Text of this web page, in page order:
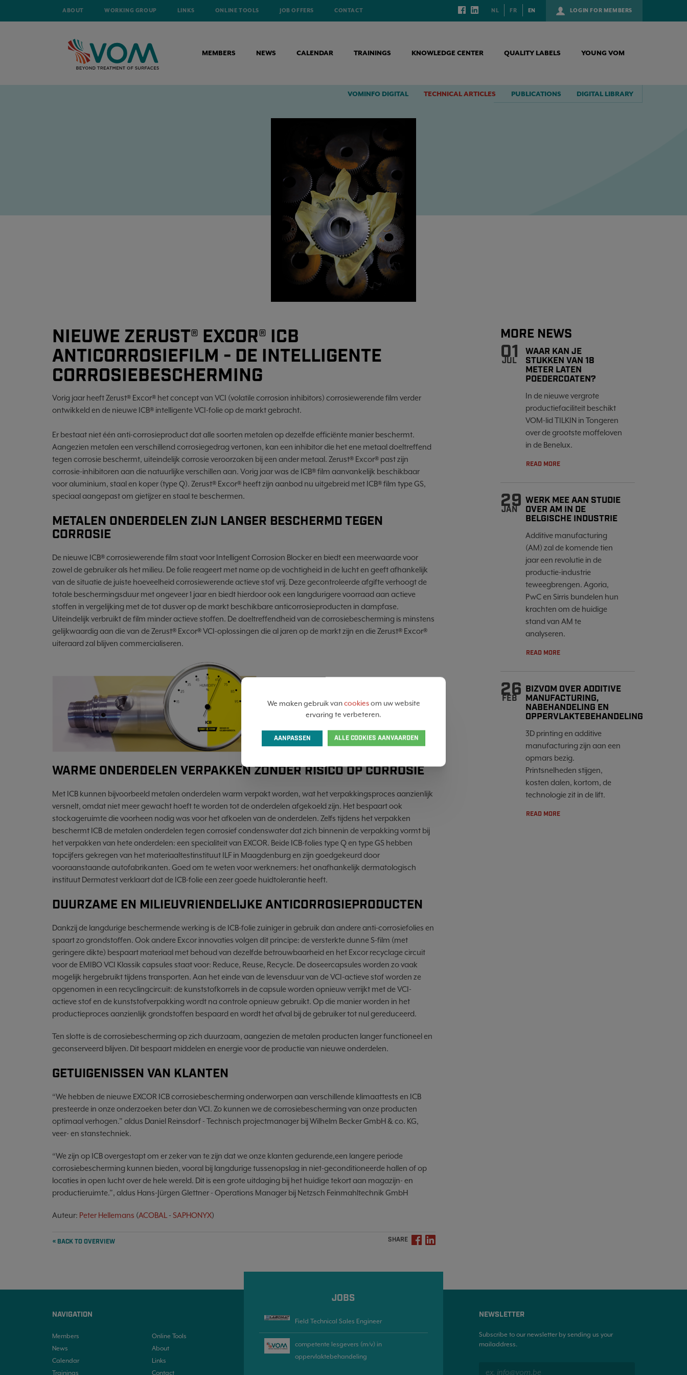
ABOUT WORKING GROUP LINKS ONLINE TOOLS JOB OFFERS CONTACT LOGIN FOR MEMBERS
NL FR EN
MEMBERS NEWS CALENDAR TRAININGS KNOWLEDGE CENTER QUALITY LABELS YOUNG VOM
VOMINFO DIGITAL TECHNICAL ARTICLES PUBLICATIONS DIGITAL LIBRARY
TECHNICAL ARTICLES NIEUWE ZERUST® EXCOR® ICB ANTICORROSIEFILM - DE INTELLIGENTE CORROSIEBESCHERMING
NIEUWE ZERUST® EXCOR® ICB
ANTICORROSIEFILM - DE INTELLIGENTE
CORROSIEBESCHERMING
Vorig jaar heeft Zerust® Excor® het concept van VCI (volatile corrosion inhibitors) corrosiewerende film verder
ontwikkeld en de nieuwe ICB® intelligente VCI-folie op de markt gebracht.
Er bestaat niet één anti-corrosieproduct dat alle soorten metalen op dezelfde efficiënte manier beschermt.
Aangezien metalen een verschillend corrosiegedrag vertonen, kan een inhibitor die het ene metaal doeltreffend
tegen corrosie beschermt, uiteindelijk corrosie veroorzaken bij een ander metaal. Zerust® Excor® past zijn
corrosie-inhibitoren aan die natuurlijke verschillen aan. Vorig jaar was de ICB® film aanvankelijk beschikbaar
voor aluminium, staal en koper (type Q). Zerust® Excor® heeft zijn aanbod nu uitgebreid met ICB® film type GS,
speciaal aangepast om gietijzer en staal te beschermen.
METALEN ONDERDELEN ZIJN LANGER BESCHERMD TEGEN
CORROSIE
De nieuwe ICB® corrosiewerende film staat voor Intelligent Corrosion Blocker en biedt een meerwaarde voor
zowel de gebruiker als het milieu. De folie reageert met name op de vochtigheid in de lucht en geeft afhankelijk
van de situatie de juiste hoeveelheid corrosiewerende actieve stof vrij. Deze gecontroleerde afgifte verhoogt de
totale beschermingsduur met ongeveer 1 jaar en biedt hierdoor ook een langdurigere voorraad aan actieve
stoffen in vergelijking met de tot dusver op de markt beschikbare anticorrosieproducten in dampfase.
Uiteindelijk verbruikt de film minder actieve stoffen. De doeltreffendheid van de corrosiebescherming is minstens
gelijkwaardig aan die van de Zerust® Excor® VCI-oplossingen die al jaren op de markt zijn en die Zerust® Excor®
uiteraard zal blijven commercialiseren.
WARME ONDERDELEN VERPAKKEN ZONDER RISICO OP CORROSIE
Met ICB kunnen bijvoorbeeld metalen onderdelen warm verpakt worden, wat het verpakkingsproces aanzienlijk
versnelt, omdat niet meer gewacht hoeft te worden tot de onderdelen afgekoeld zijn. Het bespaart ook
stockageruimte die voorheen nodig was voor het afkoelen van de onderdelen. Zelfs tijdens het verpakken
beschermt ICB de metalen onderdelen tegen corrosief condenswater dat zich binnenin de verpakking vormt bij
het verpakken van hete onderdelen: een specialiteit van EXCOR. Beide ICB-folies type Q en type GS hebben
topcijfers gekregen van het materiaaltestinstituut ILF in Maagdenburg en zijn goedgekeurd door
vooraanstaande autofabrikanten. Goed om te weten voor werknemers: het onafhankelijk dermatologisch
instituut Dermatest verklaart dat de ICB-folie een zeer goede huidtolerantie heeft.
DUURZAME EN MILIEUVRIENDELIJKE ANTICORROSIEPRODUCTEN
Dankzij de langdurige beschermende werking is de ICB-folie zuiniger in gebruik dan andere anti-corrosiefolies en
spaart zo grondstoffen. Ook andere Excor innovaties volgen dit principe: de versterkte dunne S-film (met
geringere dikte) bespaart materiaal met behoud van dezelfde betrouwbaarheid en het Excor recyclage circuit
voor de EMIBO VCI Klassik capsules staat voor: Reduce, Reuse, Recycle. De doseercapsules worden zo vaak
mogelijk hergebruikt tijdens transporten. Aan het einde van de levensduur van de VCI-actieve stof worden ze
opgenomen in een recyclingcircuit: de kunststofkorrels in de capsule worden opnieuw verrijkt met de VCI-
actieve stof en de kunststofverpakking wordt na controle opnieuw gebruikt. Op die manier worden in het
productieproces aanzienlijk grondstoffen bespaard en wordt het afval bij de gebruiker tot nul gereduceerd.
Ten slotte is de corrosiebescherming op zich duurzaam, aangezien de metalen producten langer functioneel en
geconserveerd blijven. Dit bespaart middelen en energie voor de productie van nieuwe onderdelen.
GETUIGENISSEN VAN KLANTEN
“We hebben de nieuwe EXCOR ICB corrosiebescherming onderworpen aan verschillende klimaattests en ICB
presteerde in onze onderzoeken beter dan VCI. Zo kunnen we de corrosiebescherming van onze producten
optimaal verhogen.” aldus Daniel Reinsdorf - Technisch projectmanager bij Wilhelm Becker GmbH & co. KG,
veer- en stanstechniek.
“We zijn op ICB overgestapt om er zeker van te zijn dat we onze klanten gedurende,een langere periode
corrosiebescherming kunnen bieden, vooral bij langdurige tussenopslag in niet-geconditioneerde hallen of op
locaties in open lucht over de hele wereld. Dit is een grote uitdaging bij het huidige tekort aan magazijn- en
productieruimte.”, aldus Hans-Jürgen Glettner - Operations Manager bij Netzsch Feinmahltechnik GmbH
Auteur: Peter Hellemans (ACOBAL - SAPHONYX)
« BACK TO OVERVIEW SHARE
MORE NEWS
01
JUL
WAAR KAN JE
STUKKEN VAN 18
METER LATEN
POEDERCOATEN?
In de nieuwe vergrote
productiefaciliteit beschikt
VOM-lid TILKIN in Tongeren
over de grootste moffeloven
in de Benelux.
READ MORE
29
JAN
WERK MEE AAN STUDIE
OVER AM IN DE
BELGISCHE INDUSTRIE
Additive manufacturing
(AM) zal de komende tien
jaar een revolutie in de
productie-industrie
teweegbrengen. Agoria,
PwC en Sirris bundelen hun
krachten om de huidige
stand van AM te
analyseren.
READ MORE
26
FEB
BIZVOM OVER ADDITIVE
MANUFACTURING,
NABEHANDELING EN
OPPERVLAKTEBEHANDELING
3D printing en additive
manufacturing zijn aan een
opmars bezig.
Printsnelheden stijgen,
kosten dalen, kortom, de
technologie zit in de lift.
READ MORE
NAVIGATION
Members
News
Calendar
Trainings
Online Tools
About
Links
Contact
JOBS
Field Technical Sales Engineer
competente lesgevers (m/v) in
oppervlaktebehandeling
NEWSLETTER
Subscribe to our newsletter by sending us your
mailaddress.
We maken gebruik vancookiesom uw website
ervaring te verbeteren.
AANPASSEN ALLE COOKIES AANVAARDEN